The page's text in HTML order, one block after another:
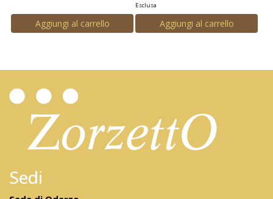
Aggiungi al carrello
Esclusa
Aggiungi al carrello
Sedi